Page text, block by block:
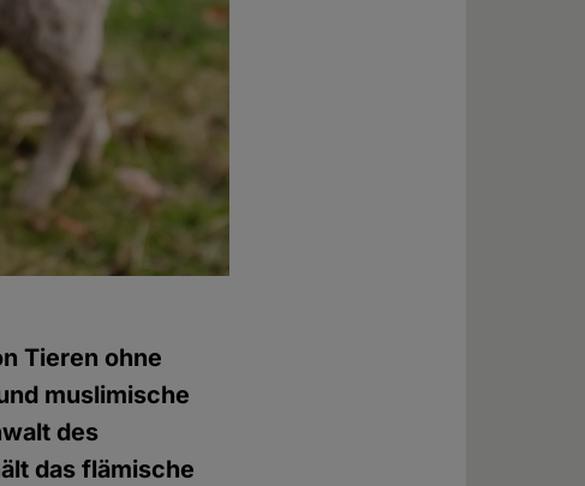
Tieren ohne
muslimische
des
das flämische